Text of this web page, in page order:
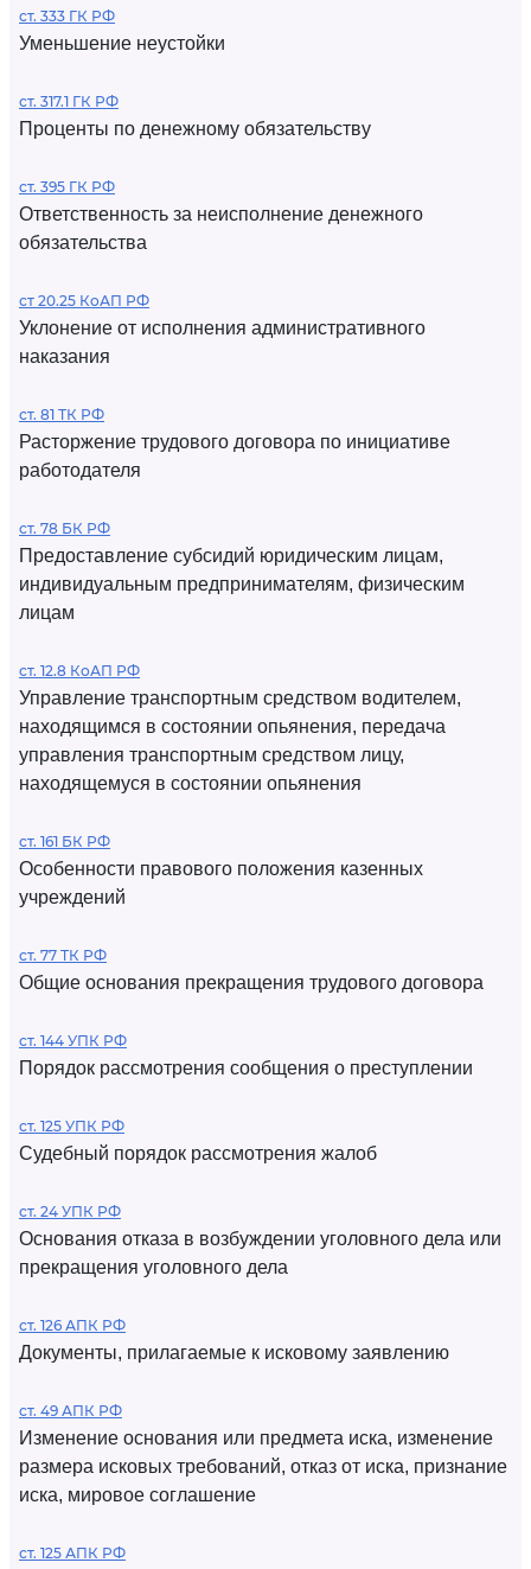
ст. 333 ГК РФ
Уменьшение неустойки
ст. 317.1 ГК РФ
Проценты по денежному обязательству
ст. 395 ГК РФ
Ответственность за неисполнение денежного
обязательства
ст 20.25 КоАП РФ
Уклонение от исполнения административного
наказания
ст. 81 ТК РФ
Расторжение трудового договора по инициативе
работодателя
ст. 78 БК РФ
Предоставление субсидий юридическим лицам,
индивидуальным предпринимателям, физическим
лицам
ст. 12.8 КоАП РФ
Управление транспортным средством водителем,
находящимся в состоянии опьянения, передача
управления транспортным средством лицу,
находящемуся в состоянии опьянения
ст. 161 БК РФ
Особенности правового положения казенных
учреждений
ст. 77 ТК РФ
Общие основания прекращения трудового договора
ст. 144 УПК РФ
Порядок рассмотрения сообщения о преступлении
ст. 125 УПК РФ
Судебный порядок рассмотрения жалоб
ст. 24 УПК РФ
Основания отказа в возбуждении уголовного дела или
прекращения уголовного дела
ст. 126 АПК РФ
Документы, прилагаемые к исковому заявлению
ст. 49 АПК РФ
Изменение основания или предмета иска, изменение
размера исковых требований, отказ от иска, признание
иска, мировое соглашение
ст. 125 АПК РФ